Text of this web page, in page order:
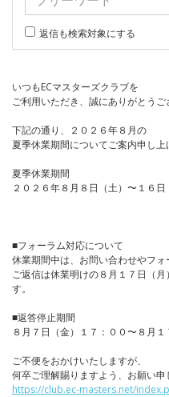
返信も検索対象にする
いつもECマスターズクラブを
ご利用いただき、誠にありがとうご
下記の通り、２０２６年８月の
夏季休業期間についてご案内申し上
夏季休業期間
２０２６年８月８日（土）〜１６日
■フォーラム対応について
休業期間中は、お問い合わせやフォ
ご返信は休業明けの８月１７日（
す。
■返答停止期間
８月７日（金）１７：００〜８月
ご不便をおかけいたしますが、
何卒ご理解賜りますよう、お願い申
https://club.ec-masters.net/